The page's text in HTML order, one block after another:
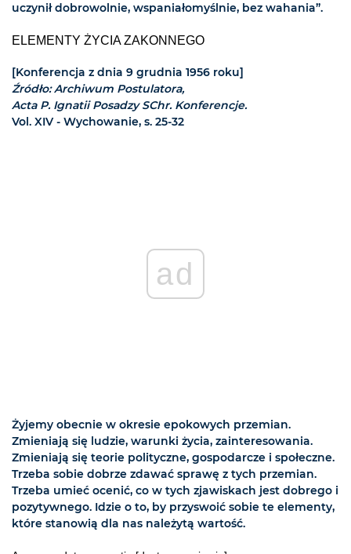
uczynił dobrowolnie, wspaniałomyślnie, bez wahania”.
ELEMENTY ŻYCIA ZAKONNEGO
[Konferencja z dnia 9 grudnia 1956 roku]
Źródło: Archiwum Postulatora,
Acta P. Ignatii Posadzy SChr. Konferencje.
Vol. XIV - Wychowanie, s. 25-32
ad
Żyjemy obecnie w okresie epokowych przemian.
Zmieniają się ludzie, warunki życia, zainteresowania.
Zmieniają się teorie polityczne, gospodarcze i społeczne.
Trzeba sobie dobrze zdawać sprawę z tych przemian.
Trzeba umieć ocenić, co w tych zjawiskach jest dobrego i
pozytywnego. Idzie o to, by przyswoić sobie te elementy,
które stanowią dla nas należytą wartość.